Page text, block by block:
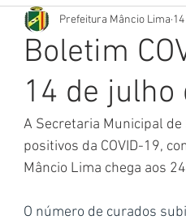
e Finanças Infra, Obra e
Ambiente Concursos
Comemorativas POSSE
e Parcerias Licitações
Boletim
14 de julho
Prefeitura Mâncio Lima
A Secretaria Municipal
positivos da COVID-19,
Mâncio Lima chega aos
O número de curados